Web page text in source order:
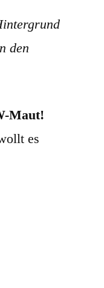
den
Maut!
es